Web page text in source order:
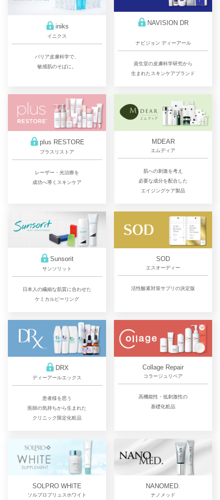
iniks
イニクス
バリア皮膚科学で、
敏感肌のそばに。
NAVISION DR
ナビジョン ディーアール
資生堂の皮膚科学研究から
生まれたスキンケアブランド
plus RESTORE
プラスリストア
レーザー・光治療を
成功へ導くスキンケア
MDEAR
エムディア
肌への刺激を考え
必要な成分を配合した
エイジングケア製品
Sunsorit
サンソリット
日本人の繊細な肌質に合わせた
ケミカルピーリング
SOD
エスオーディー
活性酸素対策サプリの決定版
DRX
ディーアールエックス
患者様を思う
医師の気持ちから生まれた
クリニック限定化粧品
Collage Repair
コラージュリペア
高機能性・低刺激性の
基礎化粧品
SOLPRO WHITE
ソルプロプリュスホワイト
NANOMED.
ナノメッド